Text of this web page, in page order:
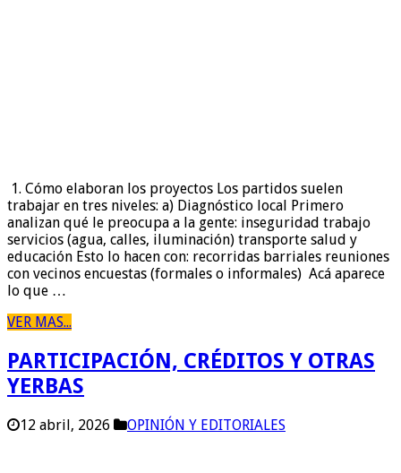
1. Cómo elaboran los proyectos Los partidos suelen
trabajar en tres niveles: a) Diagnóstico local Primero
analizan qué le preocupa a la gente: inseguridad trabajo
servicios (agua, calles, iluminación) transporte salud y
educación Esto lo hacen con: recorridas barriales reuniones
con vecinos encuestas (formales o informales) Acá aparece
lo que …
VER MAS...
PARTICIPACIÓN, CRÉDITOS Y OTRAS
YERBAS
12 abril, 2026 OPINIÓN Y EDITORIALES